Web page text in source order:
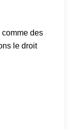
des
le droit